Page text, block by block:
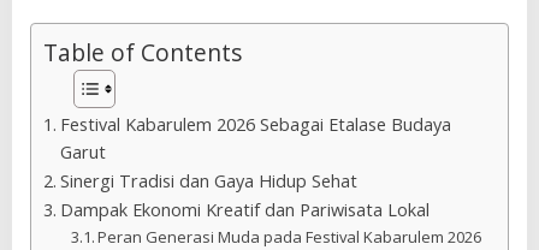
Table of Contents
Festival Kabarulem 2026 Sebagai Etalase Budaya
Garut
Sinergi Tradisi dan Gaya Hidup Sehat
Dampak Ekonomi Kreatif dan Pariwisata Lokal
Peran Generasi Muda pada Festival Kabarulem 2026